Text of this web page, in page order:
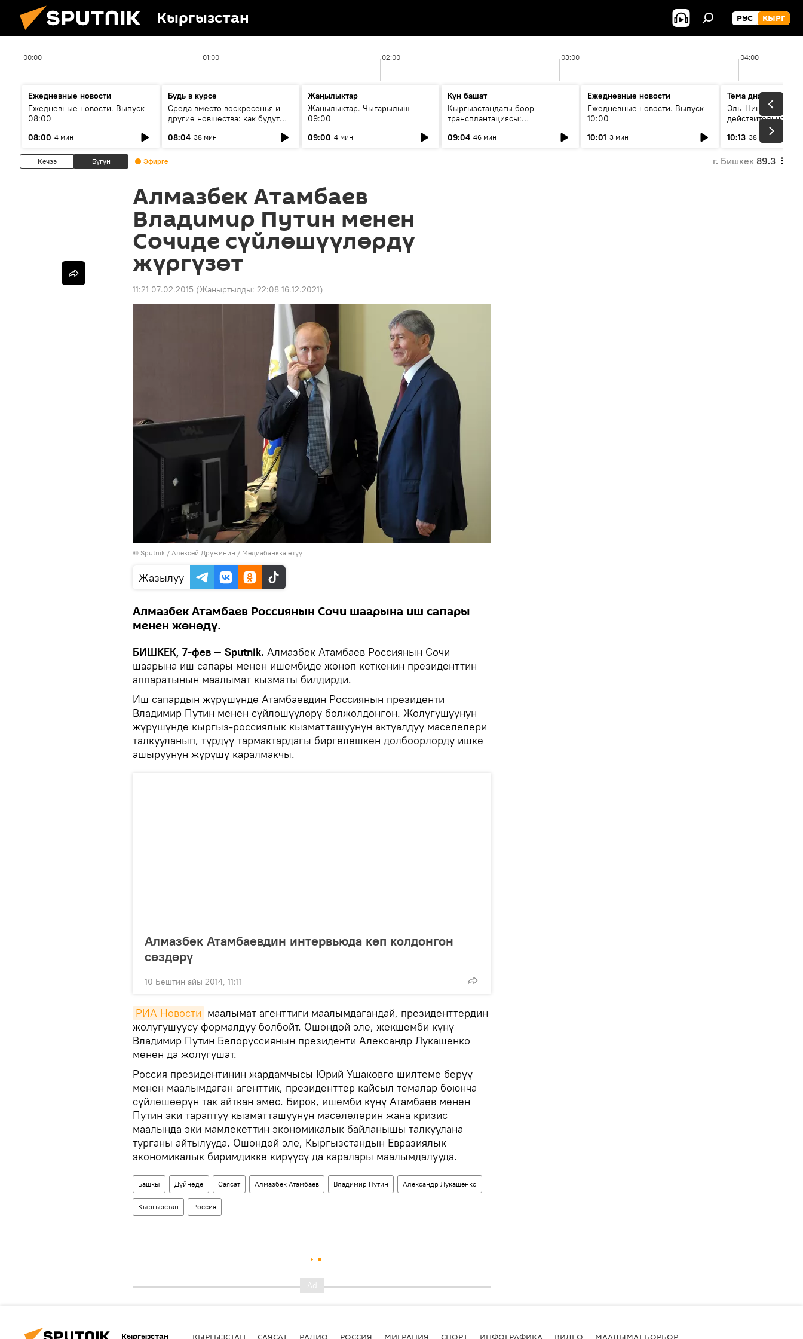
Кыргызстан РУС КЫРГ
00:00 01:00 02:00 03:00 04:00
Ежедневные новости
Ежедневные новости. Выпуск
08:00
08:00 4 мин
Будь в курсе
Среда вместо воскресенья и
другие новшества: как будут
08:04 38 мин
Жаңылыктар
Жаңылыктар. Чыгарылыш
09:00
09:00 4 мин
Күн башат
Кыргызстандагы боор
трансплантациясы:
келечеги
09:04 46 мин
Ежедневные новости
Ежедневные новости. Выпуск
10:00
10:01 3 мин
Тема дня
Эль-Ниньо, жара и
действительно
погоду в
10:13 38 мин
Кечээ Бүгүн Эфирге г. Бишкек 89.3
Алмазбек Атамбаев
Владимир Путин менен
Сочиде сүйлөшүүлөрдү
жүргүзөт
11:21 07.02.2015 (Жаңыртылды: 22:08 16.12.2021)
© Sputnik / Алексей Дружинин / Медиабанкка өтүү
Жазылуу
Алмазбек Атамбаев Россиянын Сочи шаарына иш сапары
менен жөнөдү.
БИШКЕК, 7-фев — Sputnik. Алмазбек Атамбаев Россиянын Сочи
шаарына иш сапары менен ишембиде жөнөп кеткенин президенттин
аппаратынын маалымат кызматы билдирди.
Иш сапардын жүрүшүндө Атамбаевдин Россиянын президенти
Владимир Путин менен сүйлөшүүлөрү болжолдонгон. Жолугушуунун
жүрүшүндө кыргыз-россиялык кызматташуунун актуалдуу маселелери
талкууланып, түрдүү тармактардагы биргелешкен долбоорлорду ишке
ашыруунун жүрүшү каралмакчы.
Алмазбек Атамбаевдин интервьюда көп колдонгон
сөздөрү
10 Бештин айы 2014, 11:11
РИА Новости маалымат агенттиги маалымдагандай, президенттердин
жолугушуусу формалдуу болбойт. Ошондой эле, жекшемби күнү
Владимир Путин Белоруссиянын президенти Александр Лукашенко
менен да жолугушат.
Россия президентинин жардамчысы Юрий Ушаковго шилтеме берүү
менен маалымдаган агенттик, президенттер кайсыл темалар боюнча
сүйлөшөөрүн так айткан эмес. Бирок, ишемби күнү Атамбаев менен
Путин эки тараптуу кызматташуунун маселелерин жана кризис
маалында эки мамлекеттин экономикалык байланышы талкуулана
турганы айтылууда. Ошондой эле, Кыргызстандын Евразиялык
экономикалык биримдикке кирүүсү да каралары маалымдалууда.
Башкы Дүйнөдө Саясат Алмазбек Атамбаев Владимир Путин Александр Лукашенко
Кыргызстан Россия
Кыргызстан КЫРГЫЗСТАН САЯСАТ РАДИО РОССИЯ МИГРАЦИЯ СПОРТ ИНФОГРАФИКА ВИДЕО МААЛЫМАТ БОРБОР